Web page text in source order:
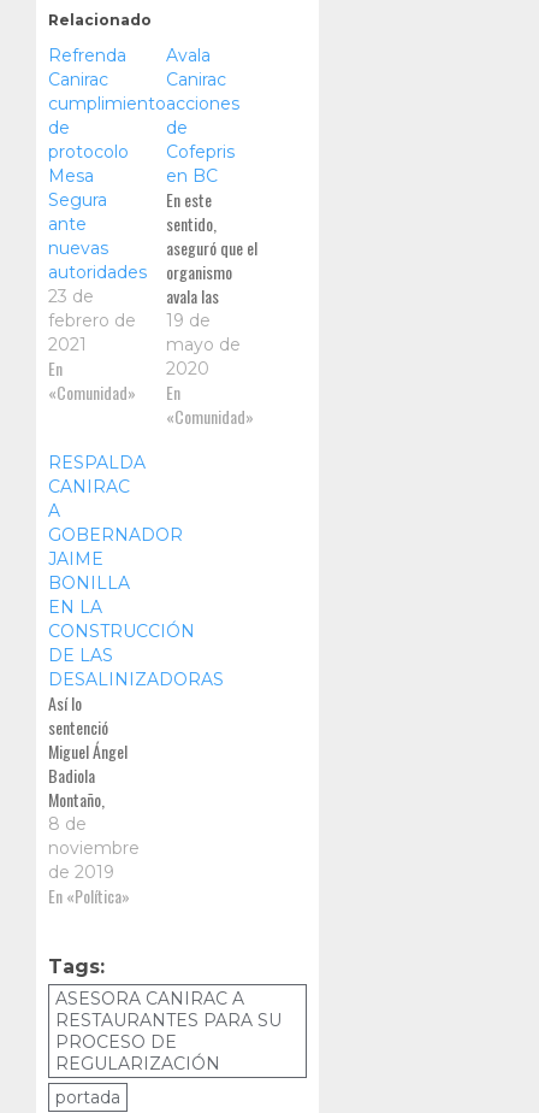
Relacionado
Refrenda
Canirac
cumplimiento
de
protocolo
Mesa
Segura
ante
nuevas
autoridades
23 de
febrero de
2021
En
«Comunidad»
Avala
Canirac
acciones
de
Cofepris
en BC
En este
sentido,
aseguró que el
organismo
avala las
acciones y
diligencias
que llevó a
cabo la
Cofepris Baja
que la
la apertura de
19 de
mayo de
2020
En
«Comunidad»
RESPALDA
CANIRAC
A
GOBERNADOR
JAIME
BONILLA
EN LA
CONSTRUCCIÓN
DE LAS
DESALINIZADORAS
Así lo
sentenció
Miguel Ángel
Badiola
Montaño,
presidente de
la Canirac
Baja
California,
industria
gastronómica
no está
preparada
para este
desabasto.
8 de
noviembre
de 2019
En «Política»
Tags:
ASESORA CANIRAC A
RESTAURANTES PARA SU
PROCESO DE
REGULARIZACIÓN
portada